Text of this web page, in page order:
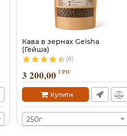
Кава в зернах Geisha
(Гейша)
(8)
3 200,00 ГРН
Купити
250г